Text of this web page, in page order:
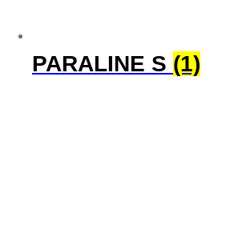
PARALINE S (1)